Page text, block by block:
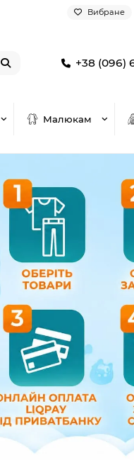
Вибране
+38 (096)
Малюкам